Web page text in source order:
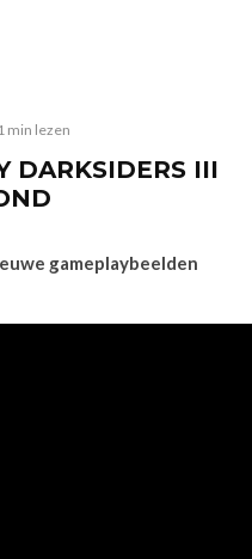
1 min lezen
DARKSIDERS III
gameplaybeelden